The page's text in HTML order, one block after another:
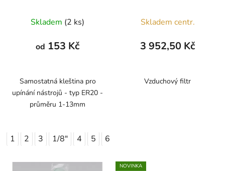
Skladem (2 ks)
od 153 Kč
Samostatná kleština pro
upínání nástrojů - typ ER20 -
průměru 1-13mm
1 2 3 1/8" 4 5 6
Skladem centr.
3 952,50 Kč
Vzduchový filtr
NOVINKA